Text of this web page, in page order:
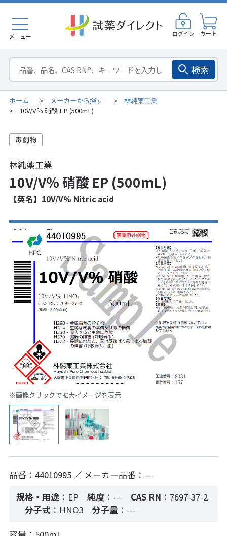
メニュー ログイン カート
検索
ホーム > メーカーから探す > 林純薬工業
> 10V/V％ 硝酸 EP (500mL)
林純薬工業
10V/V％ 硝酸 EP (500mL)
【英名】10V/V% Nitric acid
※画像クリックで拡大イメージを表示
品番：44010995 ／ メーカー品番：---
規格・用途 ：EP 純度：--- CAS RN ：7697-37-2
分子式 ：HNO3 分子量 ：---